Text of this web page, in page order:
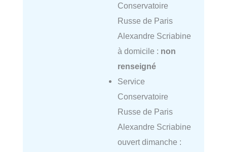
Conservatoire
Russe de Paris
Alexandre Scriabine
à domicile : non
renseigné
Service
Conservatoire
Russe de Paris
Alexandre Scriabine
ouvert dimanche :